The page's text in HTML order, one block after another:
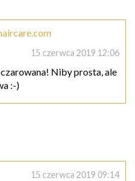
15 czerwca 2019 12:06
Niby prosta, ale
:-)
15 czerwca 2019 09:14